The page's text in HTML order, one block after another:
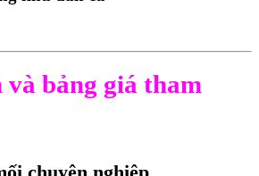
bảng giá tham